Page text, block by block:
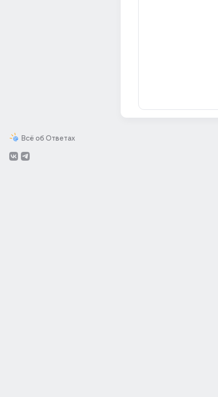
Всё об Ответах